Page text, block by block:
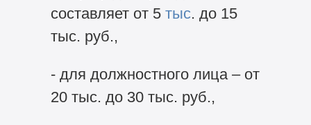
составляет от 5 тыс. до 15
тыс. руб.,
- для должностного лица – от
20 тыс. до 30 тыс. руб.,